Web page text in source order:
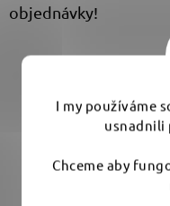
I my používáme
usnadnili
Chceme aby
objednávky!